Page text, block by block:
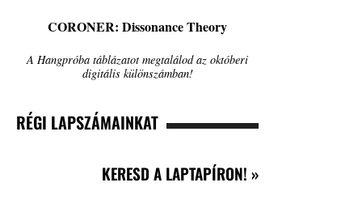
CORONER: Dissonance Theory
A Hangpróba táblázatot megtalálod az októberi
digitális különszámban!
RÉGI LAPSZÁMAINKAT
KERESD A LAPTAPÍRON! »